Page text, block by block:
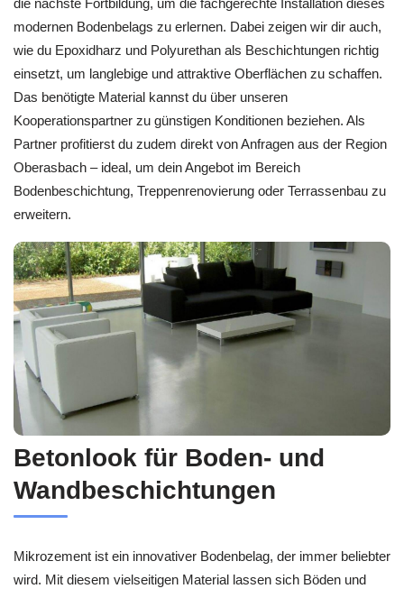
die nächste Fortbildung, um die fachgerechte Installation dieses
modernen Bodenbelags zu erlernen. Dabei zeigen wir dir auch,
wie du Epoxidharz und Polyurethan als Beschichtungen richtig
einsetzt, um langlebige und attraktive Oberflächen zu schaffen.
Das benötigte Material kannst du über unseren
Kooperationspartner zu günstigen Konditionen beziehen. Als
Partner profitierst du zudem direkt von Anfragen aus der Region
Oberasbach – ideal, um dein Angebot im Bereich
Bodenbeschichtung, Treppenrenovierung oder Terrassenbau zu
erweitern.
Betonlook für Boden- und
Wandbeschichtungen
Mikrozement ist ein innovativer Bodenbelag, der immer beliebter
wird. Mit diesem vielseitigen Material lassen sich Böden und